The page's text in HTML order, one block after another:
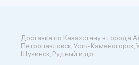
Доставка по Казахстану в города
Петропавловск, Усть-
Щучинск, Рудный и др.